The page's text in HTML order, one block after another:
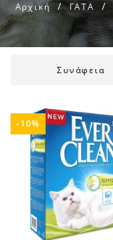
Αρχική ΓΑΤΑ
Συνάφεια
-10%